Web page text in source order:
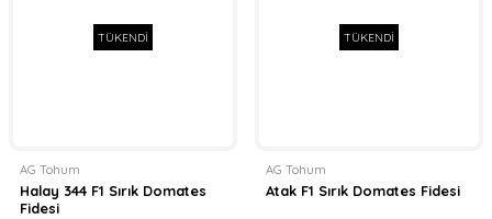
TÜKENDİ
AG Tohum
Halay 344 F1 Sırık Domates
Fidesi
TÜKENDİ
AG Tohum
Atak F1 Sırık Domates Fidesi